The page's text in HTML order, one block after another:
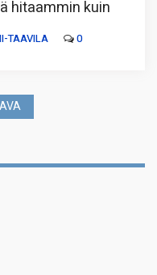
hitaammin kuin
TAAVILA 0